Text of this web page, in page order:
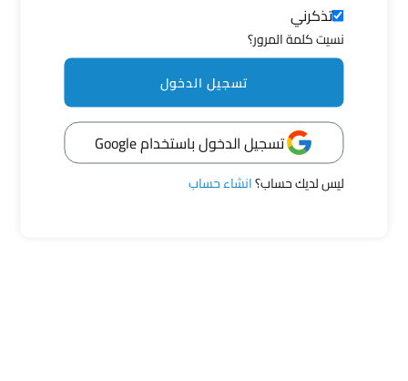
تذكرني
نسيت كلمة المرور؟
تسجيل الدخول
تسجيل الدخول باستخدام Google
ليس لديك حساب؟انشاء حساب
فضفضة
منشورات مرتبطة
عبر بحرية عن مشاعرك